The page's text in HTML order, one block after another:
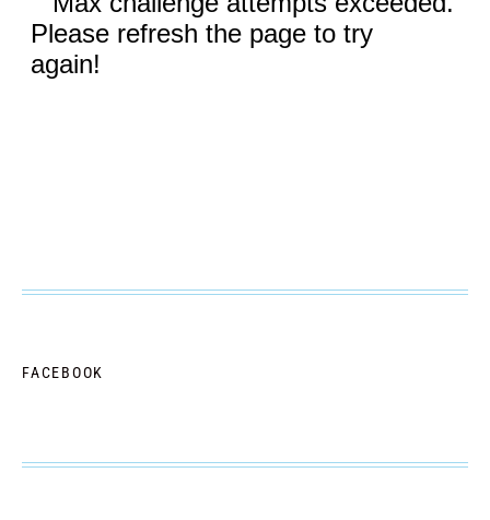
FACEBOOK